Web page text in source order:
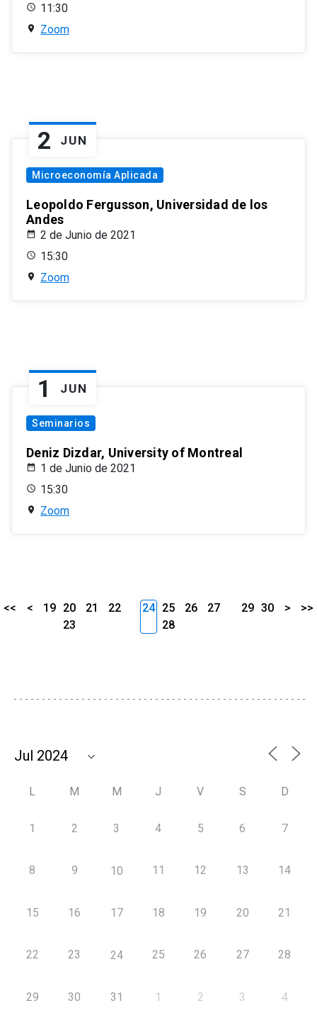
11:30
Zoom
2 JUN
Microeconomía Aplicada
Leopoldo Fergusson, Universidad de los
Andes
2 de Junio de 2021
15:30
Zoom
1 JUN
Seminarios
Deniz Dizdar, University of Montreal
1 de Junio de 2021
15:30
Zoom
<< < 19 20 21
22
23
24 25 26
27
28
29 30 > >>
L M M J V S D
1 2 3 4 5 6 7
8 9 10 11 12 13 14
15 16 17 18 19 20 21
22 23 24 25 26 27 28
29 30 31 1 2 3 4